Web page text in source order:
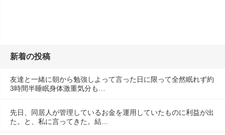
新着の投稿
友達と一緒に朝から勉強しよって言った日に限って全然眠れず約
3時間半睡眠身体激重気分も…
先日、同居人が管理しているお金を運用していたものに利益が出
た。と、私に言ってきた。結…